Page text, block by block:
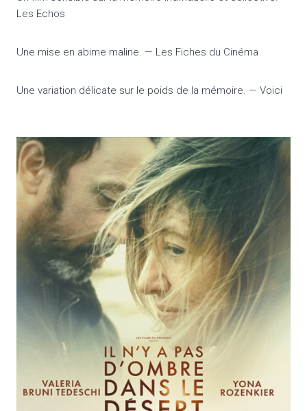
Les Echos
Une mise en abime maline. — Les Fiches du Cinéma
Une variation délicate sur le poids de la mémoire. — Voici